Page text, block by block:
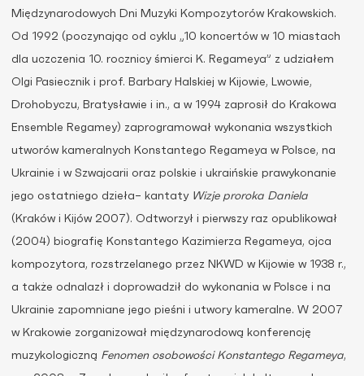
Międzynarodowych Dni Muzyki Kompozytorów Krakowskich.
Od 1992 (poczynając od cyklu „10 koncertów w 10 miastach
dla uczczenia 10. rocznicy śmierci K. Regameya” z udziałem
Olgi Pasiecznik i prof. Barbary Halskiej w Kijowie, Lwowie,
Drohobyczu, Bratysławie i in., a w 1994 zaprosił do Krakowa
Ensemble Regamey) zaprogramował wykonania wszystkich
utworów kameralnych Konstantego Regameya w Polsce, na
Ukrainie i w Szwajcarii oraz polskie i ukraińskie prawykonanie
jego ostatniego dzieła– kantaty Wizje proroka Daniela
(Kraków i Kijów 2007). Odtworzył i pierwszy raz opublikował
(2004) biografię Konstantego Kazimierza Regameya, ojca
kompozytora, rozstrzelanego przez NKWD w Kijowie w 1938 r.,
a także odnalazł i doprowadził do wykonania w Polsce i na
Ukrainie zapomniane jego pieśni i utwory kameralne. W 2007
w Krakowie zorganizował międzynarodową konferencję
muzykologiczną Fenomen osobowości Konstantego Regameya,